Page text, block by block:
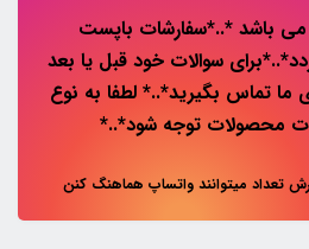
باشد *..*سفارشات باپست
سوالات خود قبل یا بعد
ما تماس بگیرید*..* لطفا به نوع
محصولات توجه شود*..*
تعداد میتوانند واتساپ هماهنگ کنن